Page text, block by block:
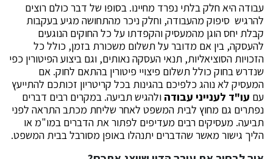
עבודה היא חלק בלתי נפרד מחיינו. בסופו של דבר כולם רוצים
להרגיש סיפוק מהעבודה, וחלק ניכר מהתחושה מגיע בעקבות
קבלת יחס הוגן מהמעסיק והקפדתו על כל החוקים הנוגעים
להעסקה, בין אם מדובר על תשלום משכורת בזמן, כולל כל
הזכויות הסוציאליות, תנאי העסקה נאותים, וגם ביצוע הפיטורין כפי
שנדרש בחוק כולל תשלום פיצויי פיטורין בהתאם לחוק. אם
המעסיק לא נוהג כלפיכם בהגינות בכל קריטריון זכותכם להתייעץ
עם עו"ד לענייני עבודה ולהגיש תביעה. במקרים רבים דברים
נפתרים גם מחוץ לבית המשפט לאחר שליחת מכתב התראה לפני
תביעה. מעסיקים רבים מעדיפים לפתור את הדברים במו"מ או
הליך גישור מאשר שהדברים יתנהלו באופן מסורבל בבית המשפט.